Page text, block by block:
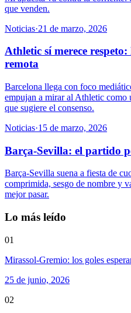
que venden.
Noticias·21 de marzo, 2026
Athletic sí merece
remota
Barcelona llega con foco
empujan a mirar al Athletic como
que sugiere el consenso.
Noticias·15 de marzo, 2026
Barça-Sevilla: el partido
Barça-Sevilla suena a fiesta de
comprimida, sesgo de nombre y
mejor pasar.
Lo más leído
01
Mirassol-Gremio: los goles
25 de junio, 2026
02